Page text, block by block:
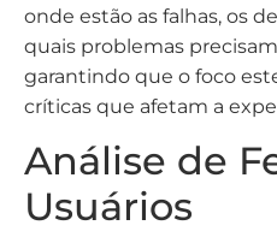
onde estão as falhas, os
quais problemas
garantindo que o foco
críticas que afetam a
Análise de
Usuários